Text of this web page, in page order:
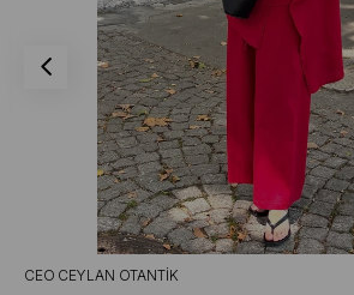
CEO CEYLAN OTANTIK